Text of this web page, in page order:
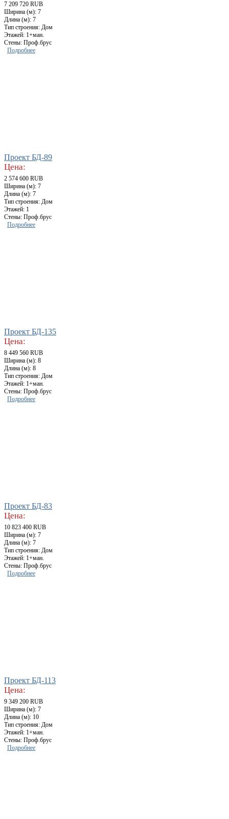
7 209 720 RUB
Ширина (м): 7
Длина (м): 7
Тип строения: Дом
Этажей: 1+ман.
Стены: Проф.брус
Подробнее
Проект БД-89
Цена:
2 574 600 RUB
Ширина (м): 7
Длина (м): 7
Тип строения: Дом
Этажей: 1
Стены: Проф.брус
Подробнее
Проект БД-135
Цена:
8 449 560 RUB
Ширина (м): 8
Длина (м): 8
Тип строения: Дом
Этажей: 1+ман.
Стены: Проф.брус
Подробнее
Проект БД-83
Цена:
10 823 400 RUB
Ширина (м): 7
Длина (м): 7
Тип строения: Дом
Этажей: 1+ман.
Стены: Проф.брус
Подробнее
Проект БД-113
Цена:
9 349 200 RUB
Ширина (м): 7
Длина (м): 10
Тип строения: Дом
Этажей: 1+ман.
Стены: Проф.брус
Подробнее